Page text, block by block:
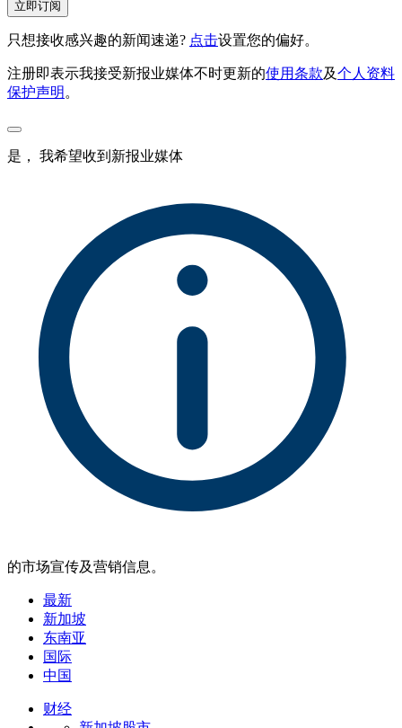
立即订阅
只想接收感兴趣的新闻速递? 点击设置您的偏好。
注册即表示我接受新报业媒体不时更新的使用条款及个人资料
保护声明 。
是， 我希望收到新报业媒体
的市场宣传及营销信息。
最新
新加坡
东南亚
国际
中国
财经